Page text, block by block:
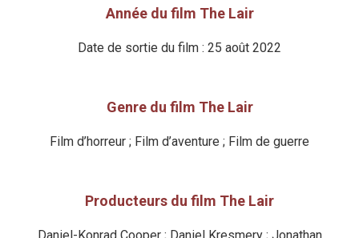
Année du film The Lair
Date de sortie du film : 25 août 2022
Genre du film The Lair
Film d’horreur ; Film d’aventure ; Film de guerre
Producteurs du film The Lair